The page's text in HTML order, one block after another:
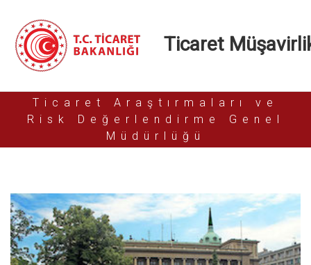
Ticaret
Ticaret Araştırmaları ve
Risk Değerlendirme Genel
Müdürlüğü